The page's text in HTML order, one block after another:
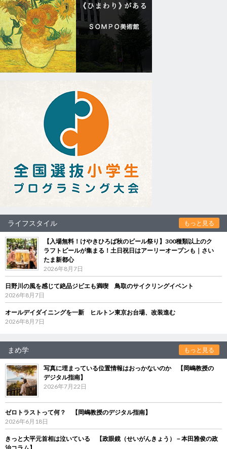
ライフスタイル もっと見る
【入場無料！けやきひろば秋のビール祭り】300種類以上のク
ラフトビールが集まる！土日祝日はアーリーオープンも｜さい
たま新都心
2026年8月7日
日野川の風を感じて絶品ジビエも満喫 鳥取のサイクリングイベント
2026年8月7日
オールデイダイニングを一新 ヒルトン東京お台場、改装進む
2026年8月7日
まめ学 もっと見る
写真に埋まっている位置情報はおっかないのか 【岡嶋教授の
デジタル指南】
2026年7月22日
ゼロトラストって何？ 【岡嶋教授のデジタル指南】
2026年6月18日
きっと大平元首相は泣いている 【政眼鏡（せいがんきょう）－本田雅俊の政